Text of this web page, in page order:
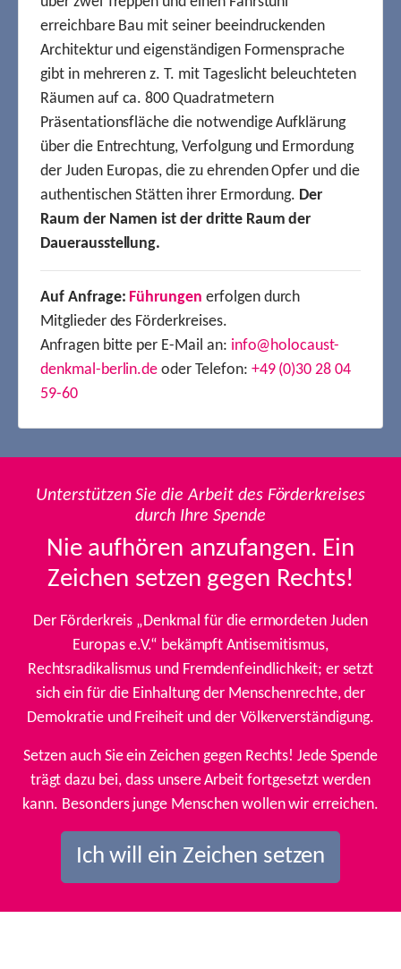
erreichbare Bau mit seiner beeindruckenden
Architektur und eigenständigen Formensprache
gibt in mehreren z. T. mit Tageslicht beleuchteten
Räumen auf ca. 800 Quadratmetern
Präsentationsfläche die notwendige Aufklärung
über die Entrechtung, Verfolgung und Ermordung
der Juden Europas, die zu ehrenden Opfer und die
authentischen Stätten ihrer Ermordung. Der
Raum der Namen ist der dritte Raum der
Dauerausstellung.
Auf Anfrage: Führungen erfolgen durch
Mitglieder des Förderkreises.
Anfragen bitte per E-Mail an: info@holocaust-
denkmal-berlin.de oder Telefon: +49 (0)30 28 04
59-60
Unterstützen Sie die Arbeit des Förderkreises
durch Ihre Spende
Nie aufhören anzufangen. Ein
Zeichen setzen gegen Rechts!
Der Förderkreis „Denkmal für die ermordeten Juden
Europas e.V.“ bekämpft Antisemitismus,
Rechtsradikalismus und Fremdenfeindlichkeit; er setzt
sich ein für die Einhaltung der Menschenrechte, der
Demokratie und Freiheit und der Völkerverständigung.
Setzen auch Sie ein Zeichen gegen Rechts! Jede Spende
trägt dazu bei, dass unsere Arbeit fortgesetzt werden
kann. Besonders junge Menschen wollen wir erreichen.
Ich will ein Zeichen setzen